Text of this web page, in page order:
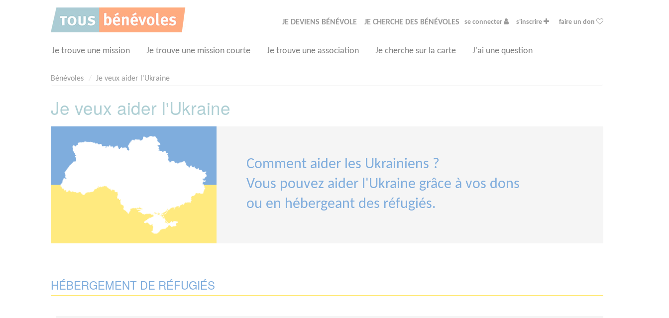
JE DEVIENS BÉNÉVOLE JE CHERCHE DES BÉNÉVOLES se connecter s'inscrire faire un don
Je trouve une mission Je trouve une mission courte Je trouve une association Je cherche sur la carte J'ai une question
Bénévoles Je veux aider l'Ukraine
Je veux aider l'Ukraine
Comment aider les Ukrainiens ?
Vous pouvez aider l'Ukraine grâce à vos dons
ou en hébergeant des réfugiés.
HÉBERGEMENT DE RÉFUGIÉS